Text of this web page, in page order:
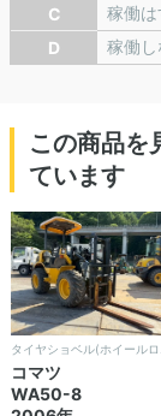
C
稼働
D
稼働
この商品を
ています
コマツ
WA50-8